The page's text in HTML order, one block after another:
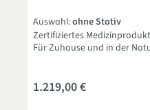
Auswahl:ohne Stativ
Zertifiziertes
Für Zuhause und in der
1.219,00 €